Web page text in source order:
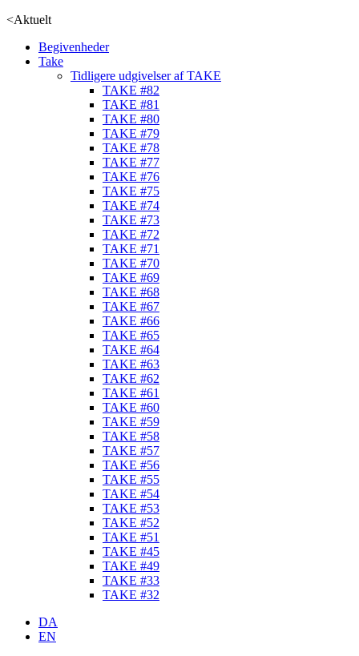
<Aktuelt
Begivenheder
Take
Tidligere udgivelser af TAKE
TAKE #82
TAKE #81
TAKE #80
TAKE #79
TAKE #78
TAKE #77
TAKE #76
TAKE #75
TAKE #74
TAKE #73
TAKE #72
TAKE #71
TAKE #70
TAKE #69
TAKE #68
TAKE #67
TAKE #66
TAKE #65
TAKE #64
TAKE #63
TAKE #62
TAKE #61
TAKE #60
TAKE #59
TAKE #58
TAKE #57
TAKE #56
TAKE #55
TAKE #54
TAKE #53
TAKE #52
TAKE #51
TAKE #45
TAKE #49
TAKE #33
TAKE #32
DA
EN